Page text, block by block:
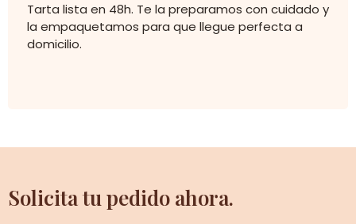
Tarta lista en 48h. Te la preparamos con cuidado y
la empaquetamos para que llegue perfecta a
domicilio.
Solicita tu pedido ahora.